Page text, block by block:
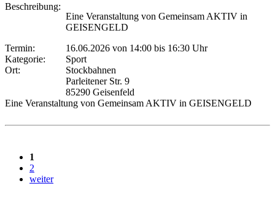
Beschreibung:
Eine Veranstaltung von Gemeinsam AKTIV in
GEISENGELD
Termin:
16.06.2026 von 14:00 bis 16:30 Uhr
Kategorie:
Sport
Ort:
Stockbahnen
Parleitener Str. 9
85290 Geisenfeld
Eine Veranstaltung von Gemeinsam AKTIV in GEISENGELD
1
2
weiter